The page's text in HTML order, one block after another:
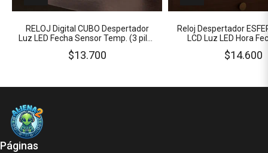
RELOJ Digital CUBO Despertador
Luz LED Fecha Sensor Temp. (3 pilas
"AAA" NO Incluidas)
$13.700
Reloj Despertador
LCD Luz LED Hora
Temperatura
$14.600
Páginas